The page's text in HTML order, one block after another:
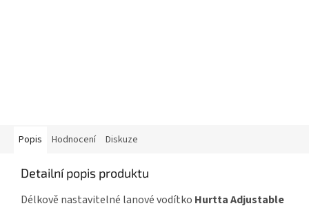
Popis Hodnocení Diskuze
Detailní popis produktu
Délkově nastavitelné lanové vodítko Hurtta Adjustable